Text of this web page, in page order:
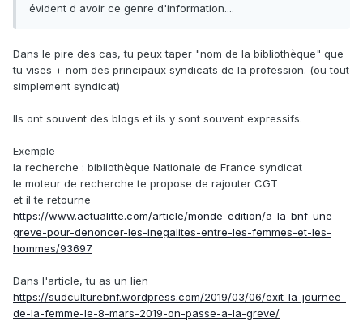
évident d avoir ce genre d'information....
Dans le pire des cas, tu peux taper "nom de la bibliothèque" que
tu vises + nom des principaux syndicats de la profession. (ou tout
simplement syndicat)
Ils ont souvent des blogs et ils y sont souvent expressifs.
Exemple
la recherche : bibliothèque Nationale de France syndicat
le moteur de recherche te propose de rajouter CGT
et il te retourne
https://www.actualitte.com/article/monde-edition/a-la-bnf-une-
greve-pour-denoncer-les-inegalites-entre-les-femmes-et-les-
hommes/93697
Dans l'article, tu as un lien
https://sudculturebnf.wordpress.com/2019/03/06/exit-la-journee-
de-la-femme-le-8-mars-2019-on-passe-a-la-greve/